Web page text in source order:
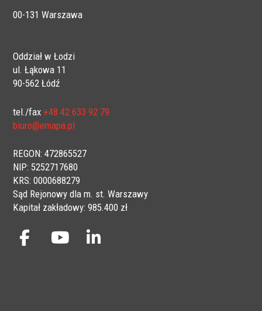
00-131 Warszawa
Oddział w Łodzi
ul. Łąkowa 11
90-562 Łódź
tel./fax +48 42 633 92 79
biuro@emapa.pl
REGON: 472865527
NIP: 5252717680
KRS: 0000688279
Sąd Rejonowy dla m. st. Warszawy
Kapitał zakładowy: 985.400 zł